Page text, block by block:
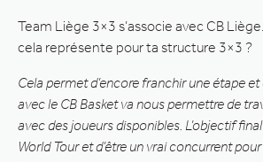
Team Liège 3×3 s’associe avec CB
cela représente pour ta structure 3×3 ?
Cela permet d’encore franchir une étape
avec le CB Basket va nous permettre de
avec des joueurs disponibles. L’objectif
World Tour et d’être un vrai concurrent